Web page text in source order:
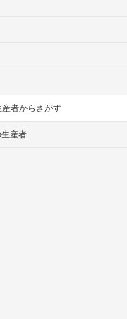
産者からさがす
産者